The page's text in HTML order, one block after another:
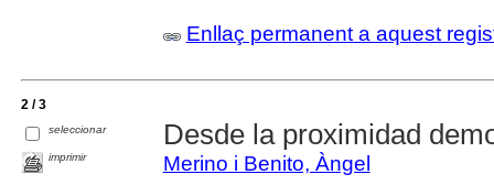
Enllaç permanent a aquest
2 / 3
seleccionar
imprimir
Desde la proximidad
Merino i Benito, Àngel